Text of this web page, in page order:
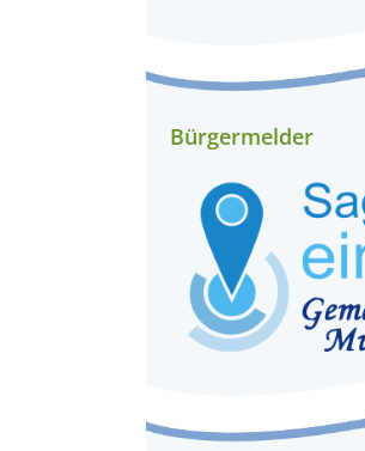
Bürgermelder